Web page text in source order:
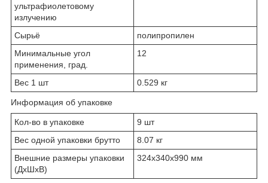
ультрафиолетовому
излучению
Сырьё
полипропилен
Минимальные угол
применения, град.
12
Вес 1 шт 0.529 кг
Информация об упаковке
Кол-во в упаковке
9 шт
Вес одной упаковки брутто
8.07 кг
Внешние размеры упаковки
(ДхШхВ)
324х340х990 мм